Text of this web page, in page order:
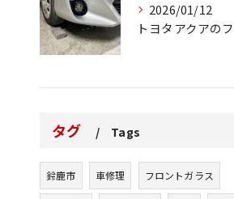
2026/01/12
タグ Tags
鈴鹿市 車修理 フロントガラス